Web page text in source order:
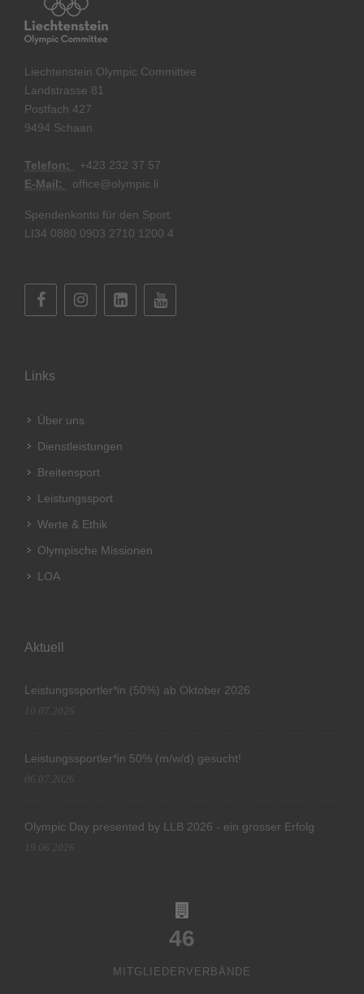
Liechtenstein Olympic Committee
Landstrasse 81
Postfach 427
9494 Schaan
Telefon: +423 232 37 57
E-Mail:
office@olympic.li
Spendenkonto für den Sport:
LI34 0880 0903 2710 1200 4
Links
Über uns
Dienstleistungen
Breitensport
Leistungssport
Werte & Ethik
Olympische Missionen
LOA
Aktuell
Leistungssportler*in (50%) ab Oktober 2026
10.07.2026
Leistungssportler*in 50% (m/w/d) gesucht!
06.07.2026
Olympic Day presented by LLB 2026 - ein grosser Erfolg
19.06.2026
46
MITGLIEDERVERBÄNDE